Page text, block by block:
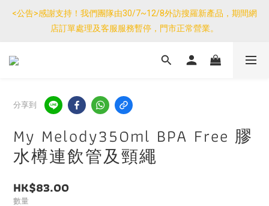
優惠免運產品如與其他商品同單購買，其他商品每件只需加$7運
費。(大件/較重產品除外)
<公告>感謝支持！我們團隊由30/7~12/8外訪搜羅新產品，期間網
店訂單處理及客服服務暫停，門市正常營業。
優惠免運產品如與其他商品同單購買，其他商品每件只需加$7運
分享到
My Melody350ml BPA Free 膠
水樽連飲管及頸繩
HK$83.00
數量